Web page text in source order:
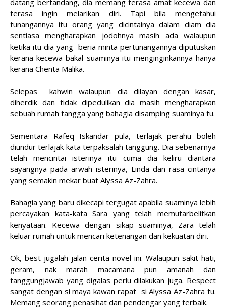
datang bertandang, dia memang terasa amat kecewa dan
terasa ingin melarikan diri. Tapi bila mengetahui
tunangannya itu orang yang dicintainya dalam diam dia
sentiasa mengharapkan jodohnya masih ada walaupun
ketika itu dia yang beria minta pertunangannya diputuskan
kerana kecewa bakal suaminya itu menginginkannya hanya
kerana Chenta Malika.
Selepas kahwin walaupun dia dilayan dengan kasar,
diherdik dan tidak dipedulikan dia masih mengharapkan
sebuah rumah tangga yang bahagia disamping suaminya tu.
Sementara Rafeq Iskandar pula, terlajak perahu boleh
diundur terlajak kata terpaksalah tanggung. Dia sebenarnya
telah mencintai isterinya itu cuma dia keliru diantara
sayangnya pada arwah isterinya, Linda dan rasa cintanya
yang semakin mekar buat Alyssa Az-Zahra.
Bahagia yang baru dikecapi tergugat apabila suaminya lebih
percayakan kata-kata Sara yang telah memutarbelitkan
kenyataan. Kecewa dengan sikap suaminya, Zara telah
keluar rumah untuk mencari ketenangan dan kekuatan diri.
Ok, best jugalah jalan cerita novel ini. Walaupun sakit hati,
geram, nak marah macamana pun amanah dan
tanggungjawab yang digalas perlu dilakukan juga. Respect
sangat dengan si maya kawan rapat si Alyssa Az-Zahra tu.
Memang seorang penasihat dan pendengar yang terbaik.